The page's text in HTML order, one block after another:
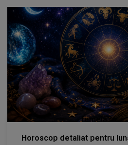
femeia.ro
Horoscop detaliat pentru